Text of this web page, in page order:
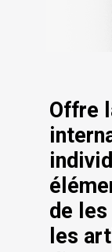
Offre
de
les